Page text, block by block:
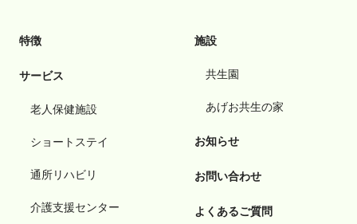
特徴
サービス
老人保健施設
ショートステイ
通所リハビリ
介護支援センター
施設
共生園
あげお共生の家
お知らせ
お問い合わせ
よくあるご質問